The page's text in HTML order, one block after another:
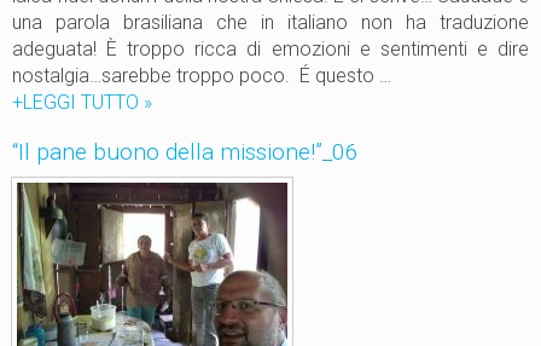
una parola brasiliana che in italiano non ha traduzione
adeguata! È troppo ricca di emozioni e sentimenti e dire
nostalgia…sarebbe troppo poco. É questo …
+LEGGI TUTTO E
e
n
a
P
e
z
z
u
»
“Il pane buono della missione!”_06